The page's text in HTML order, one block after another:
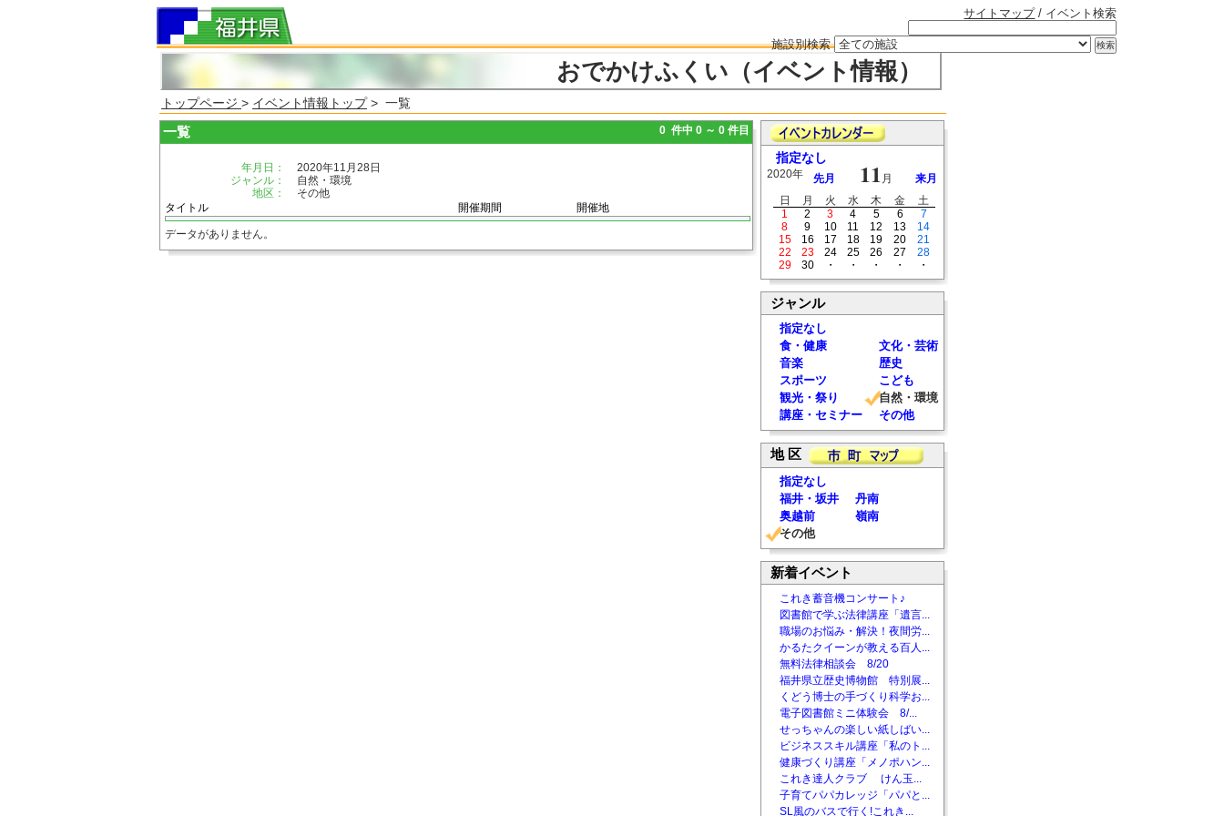
サイトマップ/ イベント検索
施設別検索
おでかけふくい（イベント情報）
トップページ > イベント情報トップ> 一覧
一覧 0 件中 0 ～ 0 件目
年月日：
2020年11月28日
ジャンル：
自然・環境
地区：
その他
タイトル
開催期間 開催地
データがありません。
指定なし
2020年 先月 11 月
来月
日
月 火 水 木 金
土
1
2 3 4 5 6
7
8
9 10 11 12 13
14
15
16 17 18 19 20
21
22
23 24 25 26 27
28
29
30 ・ ・ ・ ・ ・
ジャンル
指定なし
食・健康
文化・芸術
音楽
歴史
スポーツ
こども
観光・祭り
自然・環境
講座・セミナー
その他
地 区
指定なし
福井・坂井
丹南
奥越前
嶺南
その他
新着イベント
これき蓄音機コンサート♪
図書館で学ぶ法律講座「遺言...
職場のお悩み・解決！夜間労...
かるたクイーンが教える百人...
無料法律相談会 8/20
福井県立歴史博物館 特別展...
くどう博士の手づくり科学お...
電子図書館ミニ体験会 8/...
せっちゃんの楽しい紙しばい...
ビジネススキル講座「私のト...
健康づくり講座「メノポハン...
これき達人クラブ けん玉...
子育てパパカレッジ「パパと...
SL風のバスで行く!これき...